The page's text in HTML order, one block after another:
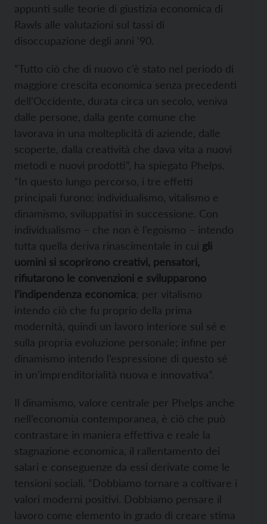
appunti sulle teorie di giustizia economica di
Rawls alle valutazioni sul tassi di
disoccupazione degli anni ‘90.
“Tutto ciò che di nuovo c’è stato nel periodo di
maggiore crescita economica senza precedenti
dell’Occidente, durata circa un secolo, veniva
dalle persone, dalla gente comune che
lavorava in una molteplicità di aziende, dalle
scoperte, dalla creatività che dava vita a nuovi
metodi e nuovi prodotti”, ha spiegato Phelps.
“In questo lungo percorso, i tre effetti
principali furono: individualismo, vitalismo e
dinamismo, sviluppatisi in successione. Con
individualismo – che non è l’egoismo – intendo
tutta quella deriva rinascimentale in cui gli
uomini si scoprirono creativi, pensatori,
rifiutarono le convenzioni e svilupparono
l’indipendenza economica; per vitalismo
intendo ciò che fu proprio della prima
modernità, quindi un lavoro interiore sul sé e
sulla propria evoluzione personale; infine per
dinamismo intendo l’espressione di questo sé
in un’imprenditorialità nuova e innovativa”.
Il dinamismo, valore centrale per Phelps anche
nell’economia contemporanea, è ciò che può
contrastare in maniera effettiva e reale la
stagnazione economica, il rallentamento dei
salari e conseguenze da essi derivate come le
tensioni sociali. “Dobbiamo tornare a coltivare i
valori moderni positivi. Dobbiamo pensare il
lavoro come elemento in grado di creare stima